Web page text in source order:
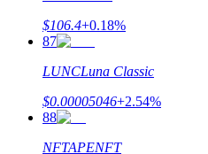
$106.4+0.18%
87
LUNCLuna Classic
$0.00005046+2.54%
88
NFTAPENFT